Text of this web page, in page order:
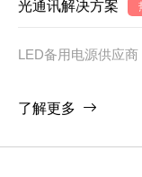
光通讯解决方案
LED备用电源供应商
了解更多